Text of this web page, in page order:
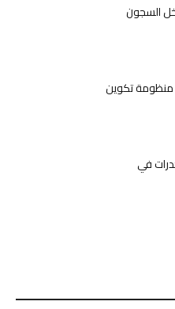
السجون
منظومة تكوين
في